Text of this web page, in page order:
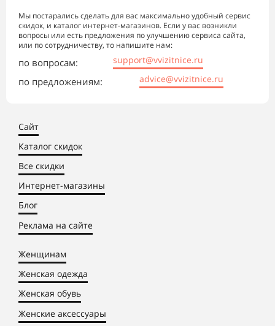
Мы постарались сделать для вас максимально удобный сервис
скидок, и каталог интернет-магазинов. Если у вас возникли
вопросы или есть предложения по улучшению сервиса сайта,
или по сотрудничеству, то напишите нам:
по вопросам: support@vvizitnice.ru
по предложениям: advice@vvizitnice.ru
Сайт
Каталог скидок
Все скидки
Интернет-магазины
Блог
Реклама на сайте
Женщинам
Женская одежда
Женская обувь
Женские аксессуары